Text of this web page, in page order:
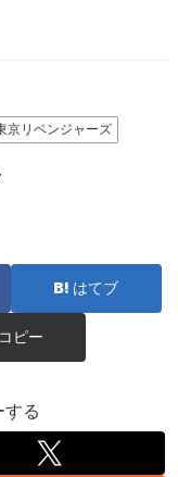
京リベンジャーズ
はてブ
コピー
する